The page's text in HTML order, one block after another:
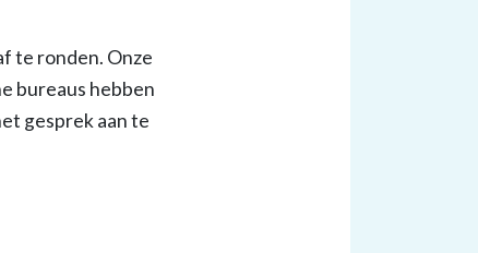
te ronden. Onze
bureaus hebben
gesprek aan te